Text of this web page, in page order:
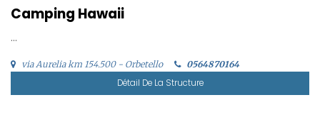
Camping Hawaii
...
via Aurelia km 154.500 - Orbetello 0564870164
Détail De La Structure